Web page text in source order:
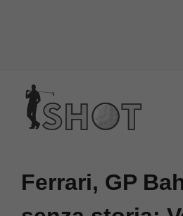
contenuto
Ferrari, GP